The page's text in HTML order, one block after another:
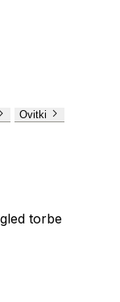
Ovitki
torbe